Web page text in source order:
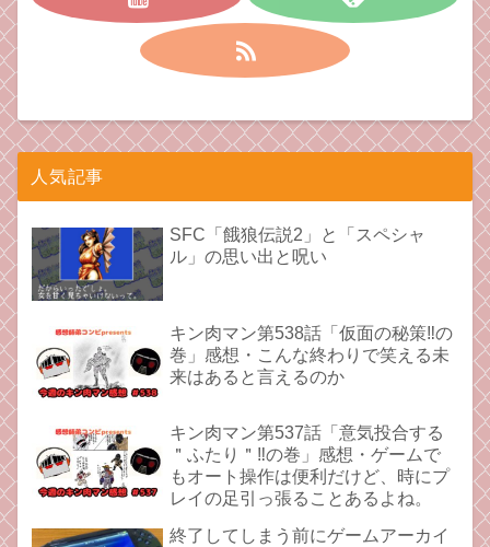
人気記事
SFC「餓狼伝説2」と「スペシャ
ル」の思い出と呪い
キン肉マン第538話「仮面の秘策‼︎の
巻」感想・こんな終わりで笑える未
来はあると言えるのか
キン肉マン第537話「意気投合する
＂ふたり＂‼︎の巻」感想・ゲームで
もオート操作は便利だけど、時にプ
レイの足引っ張ることあるよね。
終了してしまう前にゲームアーカイ